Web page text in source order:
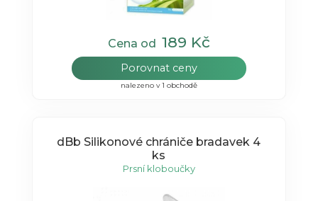
Cena od 189 Kč
Porovnat ceny
nalezeno v 1 obchodě
dBb Silikonové chrániče bradavek 4
ks
Prsní kloboučky